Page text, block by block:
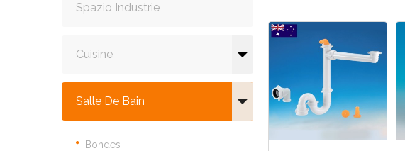
Spazio Industrie
Cuisine
Salle De Bain
Bondes